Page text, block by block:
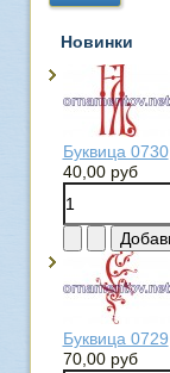
Новинки
Буквица 0730
40,00 руб
Буквица 0729
70,00 руб